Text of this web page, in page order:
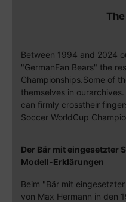
Between 1994 and 2024
"GermanFan Bears" the
Championships.Some of
themselves in
can firmly crosstheir
Soccer WorldCup
Der Bär mit eingesetzter
Modell-Erklärungen
Beim "Bär mit
von Max Hermann in den